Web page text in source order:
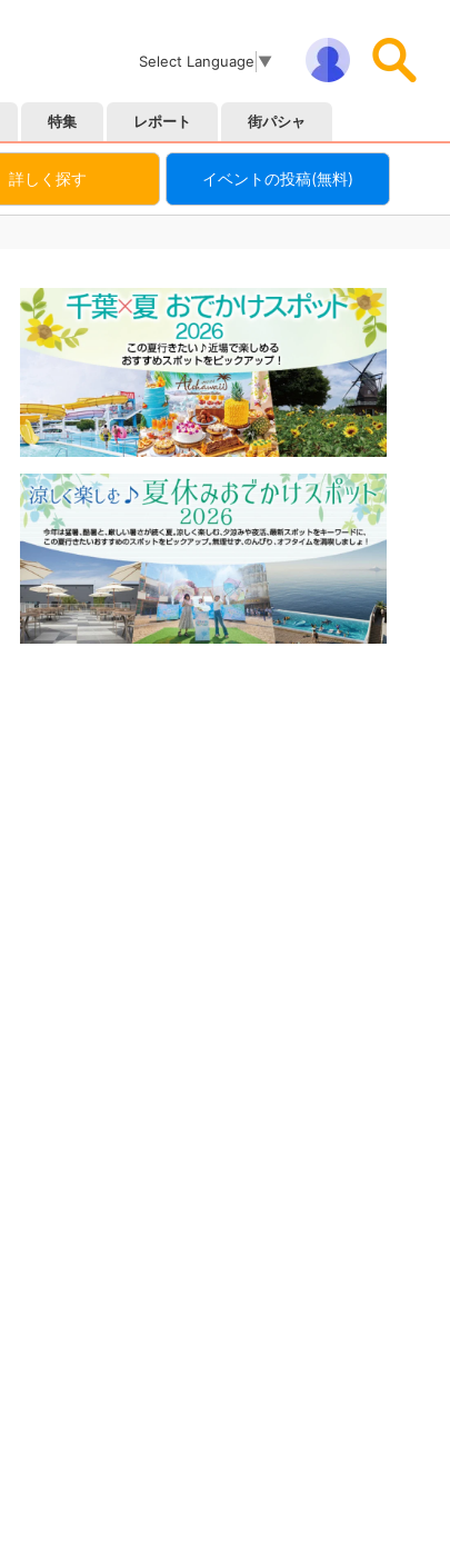
Select Language ▼
特集 レポート 街パシャ
詳しく探す イベントの投稿(無料)